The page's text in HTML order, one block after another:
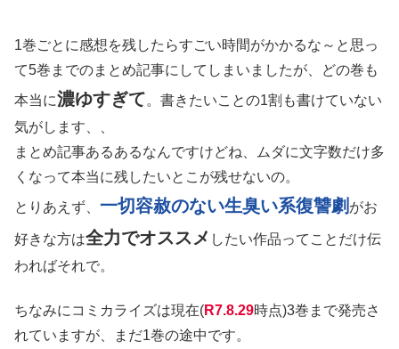
1巻ごとに感想を残したらすごい時間がかかるな～と思っ
て5巻までのまとめ記事にしてしまいましたが、どの巻も
本当に濃ゆすぎて。書きたいことの1割も書けていない
気がします、、
まとめ記事あるあるなんですけどね、ムダに文字数だけ多
くなって本当に残したいとこが残せないの。
とりあえず、 一切容赦のない生臭い系復讐劇 がお
好きな方は全力でオススメ したい作品ってことだけ伝
わればそれで。
ちなみにコミカライズは現在(R7.8.29時点)3巻まで発売さ
れていますが、まだ1巻の途中です。